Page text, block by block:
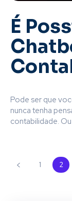
É
Pode ser que
nunca tenha
contabilidade.
1 2